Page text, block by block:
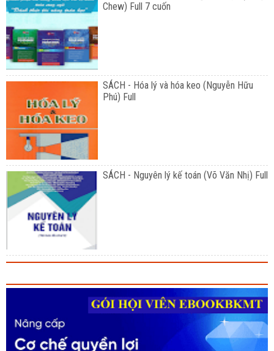
Chew) Full 7 cuốn
SÁCH - Hóa lý và hóa keo (Nguyễn Hữu
Phú) Full
SÁCH - Nguyên lý kế toán (Võ Văn Nhị) Full